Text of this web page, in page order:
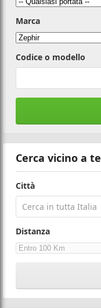
Marca
Codice o modello
Cerca vicino a te
Città
Distanza